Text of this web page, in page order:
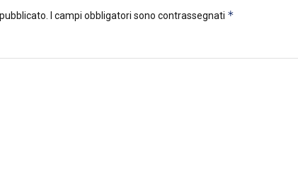
I campi obbligatori sono contrassegnati *